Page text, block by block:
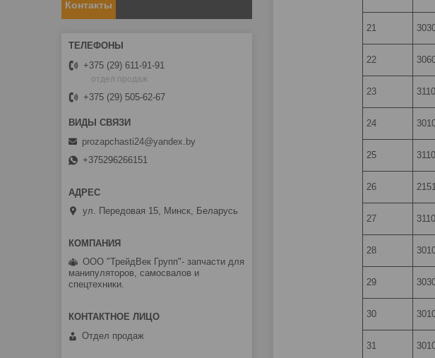
21
22
23
24
25
26
27
28
29
30
31
Контакты
+375 (29) 611-91-91
отдел продаж
+375 (29) 505-62-67
prozapchasti24@yandex.by
+375296266151
ул. Передовая 15, Минск, Беларусь
ООО "ТрейдВек Групп"- запчасти для
манипуляторов, самосвалов и
спецтехники.
Отдел продаж